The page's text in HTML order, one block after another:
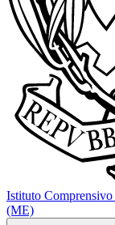
Istituto Comprensivo
(ME)